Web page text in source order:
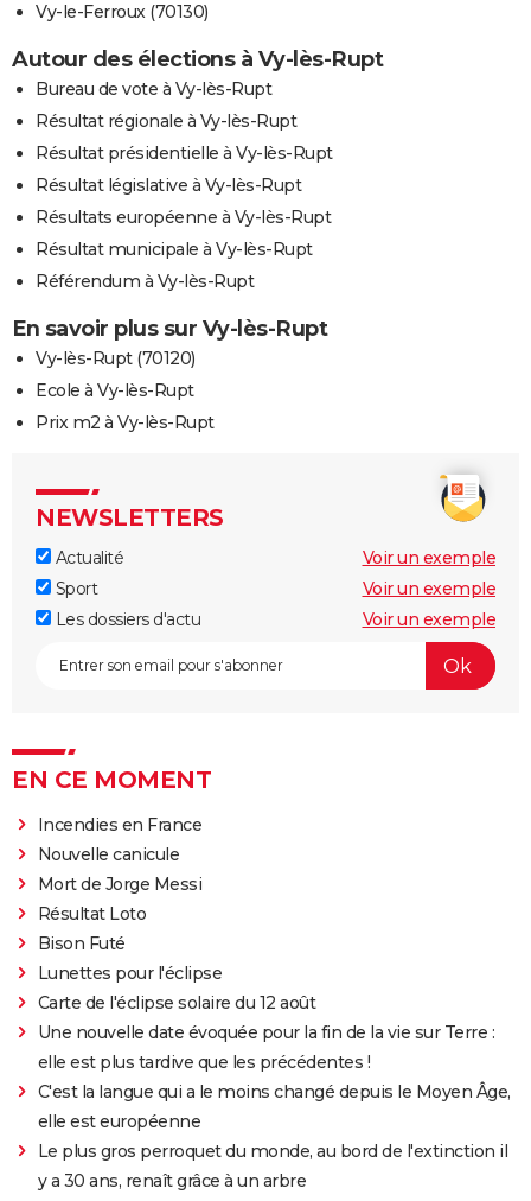
Vy-le-Ferroux (70130)
Autour des élections à Vy-lès-Rupt
Bureau de vote à Vy-lès-Rupt
Résultat régionale à Vy-lès-Rupt
Résultat présidentielle à Vy-lès-Rupt
Résultat législative à Vy-lès-Rupt
Résultats européenne à Vy-lès-Rupt
Résultat municipale à Vy-lès-Rupt
Référendum à Vy-lès-Rupt
En savoir plus sur Vy-lès-Rupt
Vy-lès-Rupt (70120)
Ecole à Vy-lès-Rupt
Prix m2 à Vy-lès-Rupt
NEWSLETTERS
Actualité
Voir un exemple
Sport
Voir un exemple
Les dossiers d'actu
Voir un exemple
EN CE MOMENT
Incendies en France
Nouvelle canicule
Mort de Jorge Messi
Résultat Loto
Bison Futé
Lunettes pour l'éclipse
Carte de l'éclipse solaire du 12 août
Une nouvelle date évoquée pour la fin de la vie sur Terre :
elle est plus tardive que les précédentes !
C'est la langue qui a le moins changé depuis le Moyen Âge,
elle est européenne
Le plus gros perroquet du monde, au bord de l'extinction il
y a 30 ans, renaît grâce à un arbre